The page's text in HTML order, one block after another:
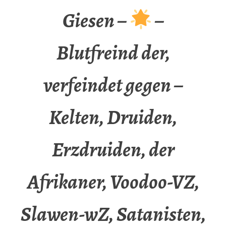
Giesen –
–
Blutfreind der,
verfeindet gegen –
Kelten, Druiden,
Erzdruiden, der
Afrikaner, Voodoo-VZ,
Slawen-wZ, Satanisten,